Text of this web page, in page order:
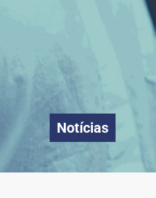
Notícias